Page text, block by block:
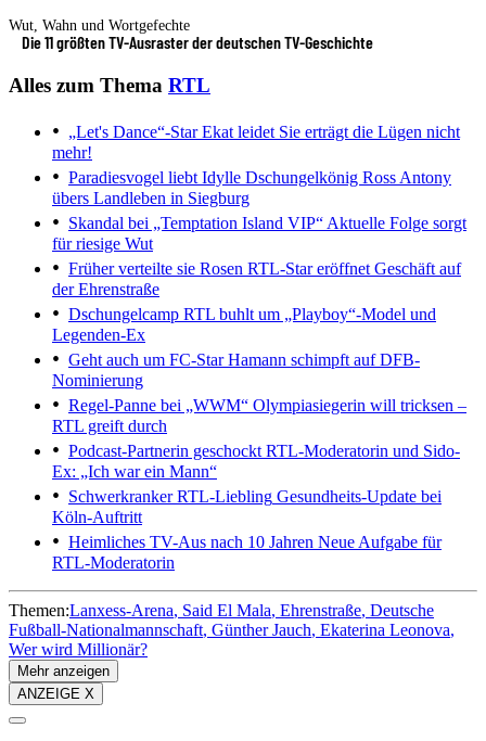
Wut, Wahn und Wortgefechte
Die 11 größten TV-Ausraster der deutschen TV-Geschichte
Alles zum Thema RTL
„Let's Dance“-Star Ekat leidet Sie erträgt die Lügen nicht
mehr!
Paradiesvogel liebt Idylle Dschungelkönig Ross Antony
übers Landleben in Siegburg
Skandal bei „Temptation Island VIP“ Aktuelle Folge sorgt
für riesige Wut
Früher verteilte sie Rosen RTL-Star eröffnet Geschäft auf
der Ehrenstraße
Dschungelcamp RTL buhlt um „Playboy“-Model und
Legenden-Ex
Geht auch um FC-StarHamann schimpft auf DFB-
Nominierung
Regel-Panne bei „WWM“ Olympiasiegerin will tricksen –
RTL greift durch
Podcast-Partnerin geschockt RTL-Moderatorin und Sido-
Ex: „Ich war ein Mann“
Schwerkranker RTL-Liebling Gesundheits-Update bei
Köln-Auftritt
Heimliches TV-Aus nach 10 Jahren Neue Aufgabe für
RTL-Moderatorin
Themen:Lanxess-Arena Said El Mala Ehrenstraße Deutsche
Fußball-Nationalmannschaft Günther Jauch Ekaterina Leonova
Wer wird Millionär?
Mehr anzeigen
ANZEIGE X